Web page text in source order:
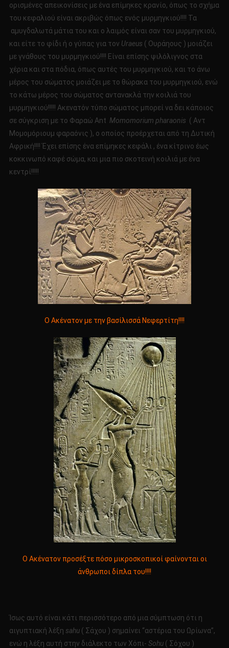
ορισμένες απεικονίσεις με ένα επίμηκες κρανίο, όπως το σχήμα
του κεφαλιού είναι ακριβώς όπως ενός μυρμηγκιού!!!! Τα
αμυγδαλωτά μάτια του και ο λαιμός είναι σαν του μυρμηγκιού,
και είτε το φίδι ή ο γύπας για τον Uraeus ( Ουράηους ) μοιάζει
με γνάθους του μυρμηγκιού!!!! Είναι επίσης ψιλόλιγνος στα
χέρια και στα πόδια, όπως αυτές του μυρμηγκιού, και το άνω
μέρος του σώματος μοιάζει με το θώρακα του μυρμηγκιού, ενώ
το κάτω μέρος του σώματος αντανακλά την κοιλιά του
μυρμηγκιού!!!!! Ακενατόν τύπο σώματος μπορεί να δει κάποιος
σε σύγκριση με το Φαραώ Ant Momomorium pharaonis ( Αντ
Μομομόριουμ φαραόνις ), ο οποίος προέρχεται από τη Δυτική
Αφρική!!!! Έχει επίσης ένα επίμηκες κεφάλι , ένα κίτρινο έως
κοκκινωπό καφέ σώμα, και μια πιο σκοτεινή κοιλιά με ένα
κεντρί!!!!!
Ο Ακένατον με την βασίλισσά Νεφερτίτη!!!!
Ο Ακένατον προσέξτε πόσο μικροσκοπικοί φαίνονται οι
άνθρωποι δίπλα του!!!!
Ίσως αυτό είναι κάτι περισσότερο από μια σύμπτωση ότι η
αιγυπτιακή λέξη sahu( Σάχου ) σημαίνει “αστέρια του Ωρίωνα”,
ενώ η λέξη αυτή στην διάλεκτο των Χόπι- Sohu( Σόχου )